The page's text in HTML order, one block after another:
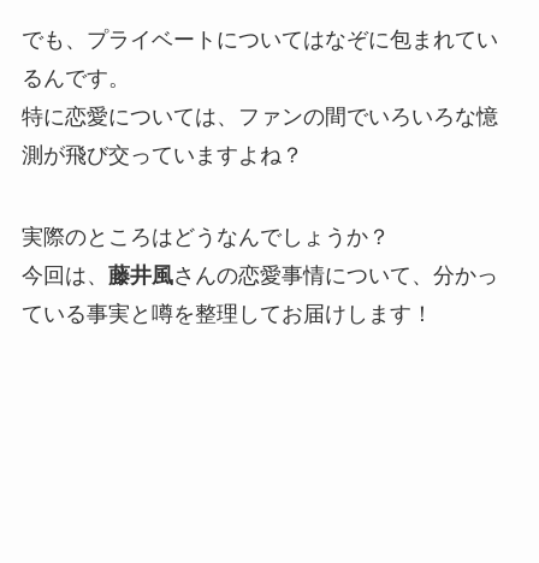
でも、プライベートについてはなぞに包まれてい
るんです。
特に恋愛については、ファンの間でいろいろな憶
測が飛び交っていますよね？
実際のところはどうなんでしょうか？
今回は、 藤井風さんの恋愛事情について、分かっ
ている事実と噂を整理してお届けします！